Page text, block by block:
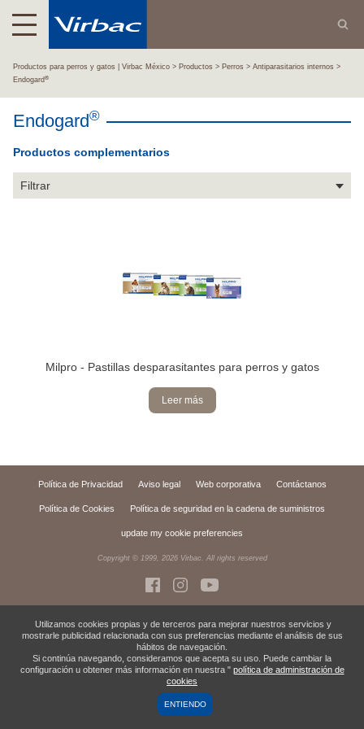
Productos para perros y gatos | Virbac México Productos Perros
Antiparasitarios internos
Endogard®
Endogard®
Productos complementarios
Filtrar
Milpro - Pastillas desparasitantes para perros y gatos
Leer más
Política de Privacidad Aviso legal Web corporativa Contáctanos
Política de Cookies Política de seguridad en la cadena de suministros
update my cookie preferencies
Copyright © 1999, 2026Virbac. All rights reserved
Utilizamos cookies propias y de terceros para mejorar nuestros servicios y
mostrarle publicidad relacionada con sus preferencias mediante el análisis de sus
hábitos de navegación.
Si continúa navegando, consideramos que acepta su uso. Puede cambiar la
configuración u obtener más información en nuestra " política de administración de
cookies
ENTIENDO